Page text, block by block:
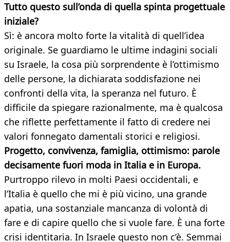
Tutto questo sull’onda di quella spinta progettuale
iniziale?
Sì: è ancora molto forte la vitalità di quell’idea
originale. Se guardiamo le ultime indagini sociali
su Israele, la cosa più sorprendente è l’ottimismo
delle persone, la dichiarata soddisfazione nei
confronti della vita, la speranza nel futuro. È
difficile da spiegare razionalmente, ma è qualcosa
che riflette perfettamente il fatto di credere nei
valori fonnegato damentali storici e religiosi.
Progetto, convivenza, famiglia, ottimismo: parole
decisamente fuori moda in Italia e in Europa.
Purtroppo rilevo in molti Paesi occidentali, e
l’Italia è quello che mi è più vicino, una grande
apatia, una sostanziale mancanza di volontà di
fare e di capire quello che si vuole fare. È una forte
crisi identitaria. In Israele questo non c’è. Semmai